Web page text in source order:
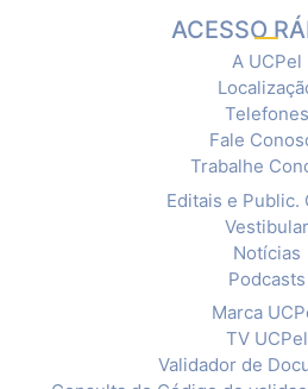
ACESSO
A UCPel
Telefones
Fale
Trabalhe
Editais e Public.
Vestibular
Notícias
Podcasts
Marca
TV UCPel
Validador de